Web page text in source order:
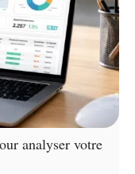
analyser votre